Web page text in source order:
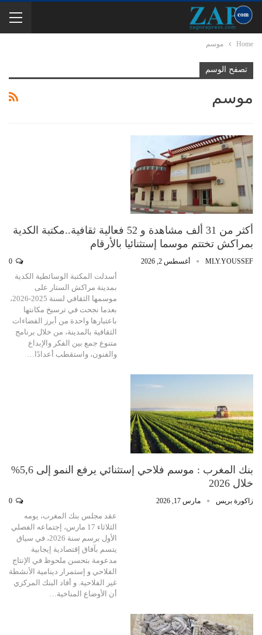
Home موسم
تصفح الوسم
موسم
أكثر من 31 ألف مشاهدة و 52 فعالية ثقافية..مكتبة الكدية
بمراكش تختتم موسما إستثنائيا بالأرقام
MLY.YOUSSEF أغسطس 2, 2026
أسدلت المكتبة الوسائطية الكدية
بمدينة مراكش الستار على
موسمها الثقافي لسنة 2025-2026،
بعدما نجحت في ترسيخ مكانتها
باعتبارها واحدة من أبرز الفضاءات
الثقافية بالمدينة، من خلال برنامج
متنوع جمع بين الفكر والإبداع
والفنون، واستقطب أعدادًا…
بنك المغرب : موسم فلاحي إستثنائي يرفع النمو إلى 5,6%
خلال 2026
زاكورة بريس مارس 17, 2026
عقد مجلس بنك المغرب، يومه
الثلاثاء 17 مارس، إجتماعه الفصلي
الأول برسم سنة 2026، في سياق
يتسم بآفاق إقتصادية إيجابية
مدعومة بتحسن ملحوظ في الإنتاج
الفلاحي و إستمرار دينامية الأنشطة
غير الفلاحية. و أفاد البنك المركزي
أن الأوضاع المناخية…